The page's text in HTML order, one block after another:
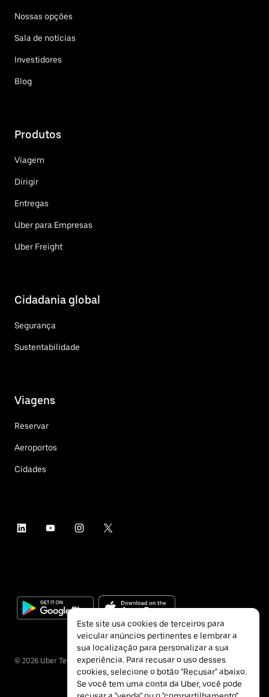
Nossas opções
Sala de notícias
Investidores
Blog
Produtos
Viagem
Dirigir
Entregas
Uber para Empresas
Uber Freight
Cidadania global
Segurança
Sustentabilidade
Viagens
Reservar
Aeroportos
Cidades
© 2026 Uber Technologies Inc.
Este site usa cookies de terceiros para
veicular anúncios pertinentes e lembrar a
sua localização para personalizar a sua
experiência. Para recusar o uso desses
cookies, selecione o botão "Recusar" abaixo.
Se você tem uma conta da Uber, você pode